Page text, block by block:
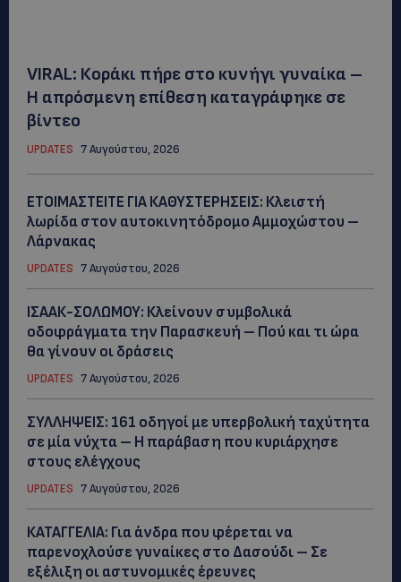
VIRAL: Κοράκι πήρε στο κυνήγι γυναίκα –
Η απρόσμενη επίθεση καταγράφηκε σε
βίντεο
UPDATES 7 Αυγούστου, 2026
ΕΤΟΙΜΑΣΤΕΙΤΕ ΓΙΑ ΚΑΘΥΣΤΕΡΗΣΕΙΣ: Κλειστή
λωρίδα στον αυτοκινητόδρομο Αμμοχώστου –
Λάρνακας
UPDATES 7 Αυγούστου, 2026
ΙΣΑΑΚ-ΣΟΛΩΜΟΥ: Κλείνουν συμβολικά
οδοφράγματα την Παρασκευή – Πού και τι ώρα
θα γίνουν οι δράσεις
UPDATES 7 Αυγούστου, 2026
ΣΥΛΛΗΨΕΙΣ: 161 οδηγοί με υπερβολική ταχύτητα
σε μία νύχτα – Η παράβαση που κυριάρχησε
στους ελέγχους
UPDATES 7 Αυγούστου, 2026
ΚΑΤΑΓΓΕΛΙΑ: Για άνδρα που φέρεται να
παρενοχλούσε γυναίκες στο Δασούδι – Σε
εξέλιξη οι αστυνομικές έρευνες